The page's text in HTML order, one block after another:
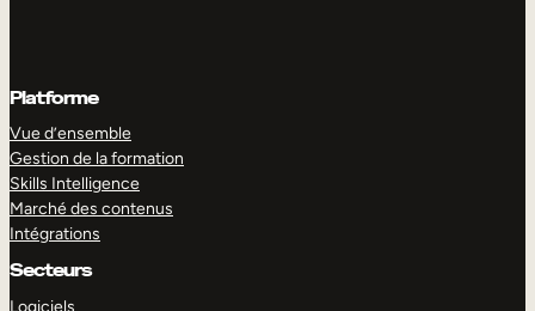
Platforme
Vue d’ensemble
Gestion de la formation
Skills Intelligence
Marché des contenus
Intégrations
Secteurs
Logiciels